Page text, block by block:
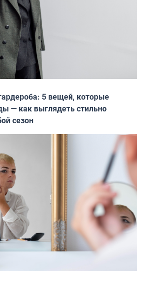
5 вещей, которые
— как выглядеть стильно
сезон